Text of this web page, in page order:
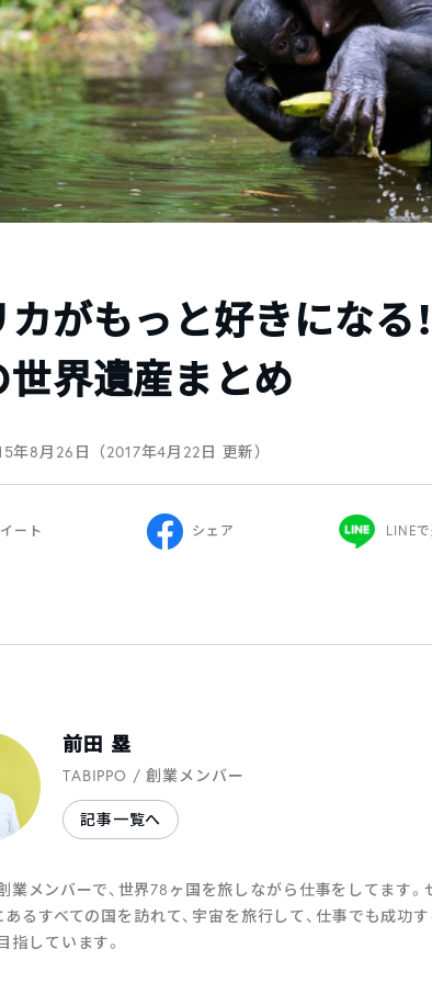
カがもっと好きになる
世界遺産まとめ
年8月26日（2017年4月22日 更新）
ート シェア LINE
前田 塁
TABIPPO / 創業メンバー
記事一覧へ
業メンバーで、世界78ヶ国を旅しながら仕事をしてます
あるすべての国を訪れて、宇宙を旅行して、仕事でも成功
指しています。